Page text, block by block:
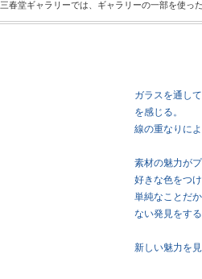
三春堂ギャラリーでは、ギャラリーの一部を使っ
ガラスを通し
を感じる。
線の重なりに
素材の魅力が
好きな色をつ
単純なことだ
ない発見をす
新しい魅力を